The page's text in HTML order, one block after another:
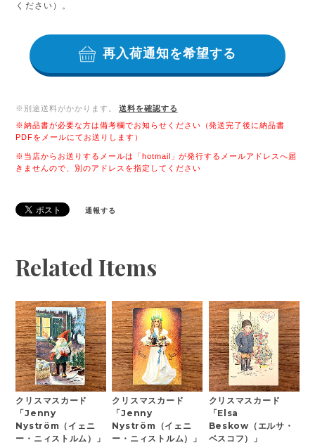
ください）。
再入荷通知を希望する
※別途送料がかかります。
送料を確認する
※納品書が必要な方は備考欄でお知らせください（発送完了後に納品書
PDFをメールにてお送りします）
※当店からお送りするメールは「hotmail」が発行するメールアドレスへ届
きませんので、別のアドレスを指定してください
通報する
Related Items
クリスマスカード
「Jenny
Nyström（イェニ
ー・ニィストルム）」
クリスマスカード
「Jenny
Nyström（イェニ
ー・ニィストルム）」
クリスマスカード
「Elsa
Beskow（エルサ・
ベスコフ）」